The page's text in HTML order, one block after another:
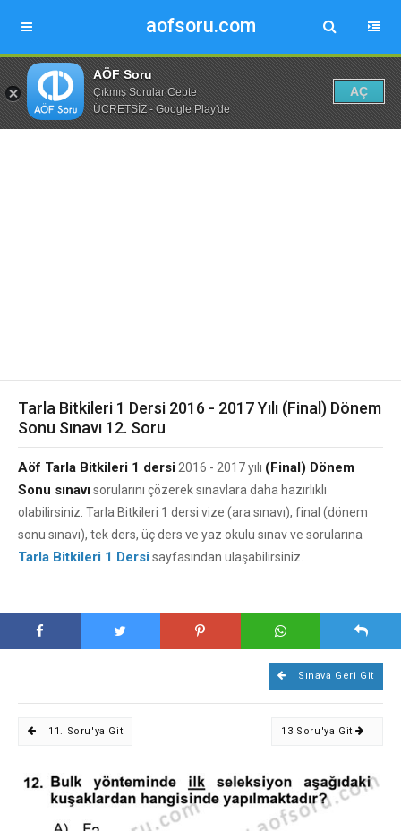
aofsoru.com
AÖF Soru
Çıkmış Sorular Cepte
ÜCRETSİZ - Google Play'de
AÇ
Tarla Bitkileri 1 Dersi 2016 - 2017 Yılı (Final) Dönem
Sonu Sınavı 12. Soru
Aöf Tarla Bitkileri 1 dersi 2016 - 2017 yılı (Final) Dönem
Sonu sınavısorularını çözerek sınavlara daha hazırlıklı
olabilirsiniz. Tarla Bitkileri 1 dersi vize (ara sınavı), final (dönem
sonu sınavı), tek ders, üç ders ve yaz okulu sınav ve sorularına
Tarla Bitkileri 1 Dersisayfasından ulaşabilirsiniz.
Sınava Geri Git
11. Soru'ya Git 13 Soru'ya Git